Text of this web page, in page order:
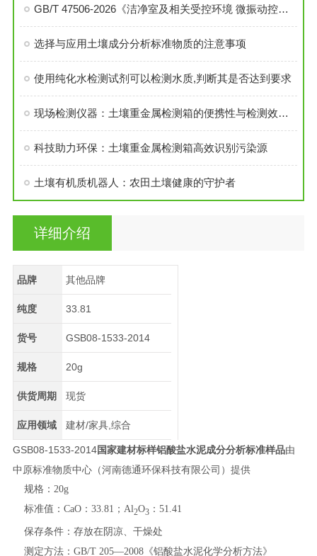
GB/T 47506-2026《洁净室及相关受控环境 微振动控制技术要求》-之一
选择与应用土壤成分分析标准物质的注意事项
使用纯化水检测试剂可以检测水质,判断其是否达到要求
现场检测仪器：土壤重金属检测箱的便携性与检测效率优势解析
科技助力环保：土壤重金属检测箱高效识别污染源
土壤有机质机器人：农田土壤健康的守护者
详细介绍
品牌 其他品牌
纯度 33.81
货号 GSB08-1533-2014
规格 20g
供货周期 现货
应用领域 建材/家具,综合
GSB08-1533-2014国家建材标样铝酸盐水泥成分分析标准样品由
中原标准物质中心（河南德通环保科技有限公司）提供
规格：20g
标准值：CaO：33.81；Al2O3 ：51.41
保存条件：存放在阴凉、干燥处
测定方法：GB/T 205—2008《铝酸盐水泥化学分析方法》